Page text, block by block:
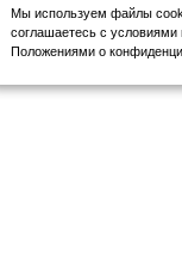
Мы используем файлы
соглашаетесь с
Положениями о